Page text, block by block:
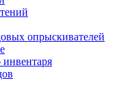
опрыскивателей
инвентаря